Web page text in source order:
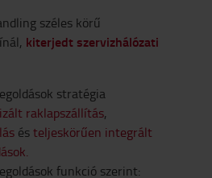
széles körű
kiterjedt szervizhálózati
stratégia
raklapszállítás,
ésteljeskörűen integrált
funkció szerint: